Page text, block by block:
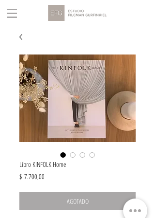
Libro KINFOLK Home
$ 7.700,00
AGOTADO